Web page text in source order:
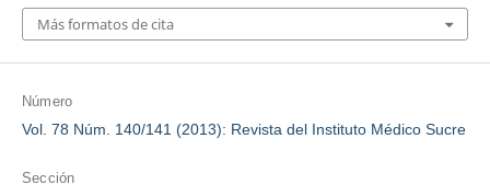
Más formatos de cita
Número
Vol. 78 Núm. 140/141 (2013): Revista del Instituto Médico Sucre
Sección